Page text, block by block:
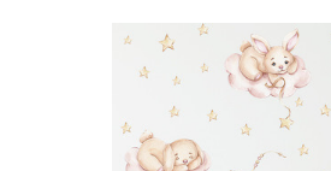
ZOBRAZIT